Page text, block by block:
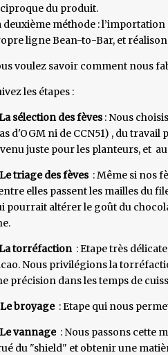
du produit.
deuxième méthode :
ligne Bean-to-Bar, et
voulez savoir comment nous
les étapes :
sélection des fèves: Nous
d'OGM ni de CCN51) , du
juste pour les planteurs, et
triage des fèves : ​Même si nos
elles passent les mailles du
pourrait altérer le goût du
torréfaction : Etape très
Nous privilégions la
précision dans les temps de
broyage : Etape qui nous
vannage : Nous passons cette
du "shield" et obtenir une